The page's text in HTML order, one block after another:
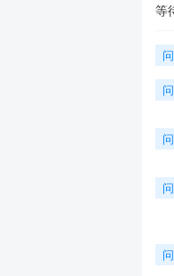
等
问
问
问
问
问